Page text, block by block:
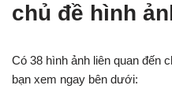
chủ đề hình
Có 38 hình ảnh liên quan đến
bạn xem ngay bên dưới: